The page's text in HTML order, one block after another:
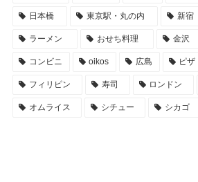
日本橋 東京駅・丸の内 新宿
ラーメン おせち料理 金沢
コンビニ oikos 広島 ピザ
フィリピン 寿司 ロンドン
オムライス シチュー シカゴ